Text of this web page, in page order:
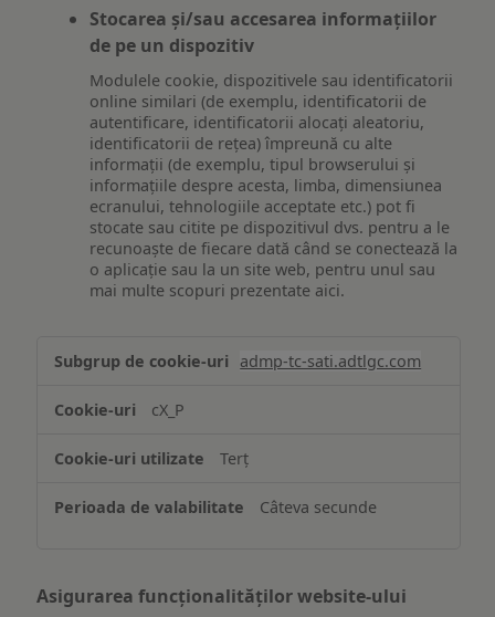
Stocarea și/sau accesarea informațiilor
de pe un dispozitiv
Modulele cookie, dispozitivele sau identificatorii
online similari (de exemplu, identificatorii de
autentificare, identificatorii alocați aleatoriu,
identificatorii de rețea) împreună cu alte
informații (de exemplu, tipul browserului și
informațiile despre acesta, limba, dimensiunea
ecranului, tehnologiile acceptate etc.) pot fi
stocate sau citite pe dispozitivul dvs. pentru a le
recunoaște de fiecare dată când se conectează la
o aplicație sau la un site web, pentru unul sau
mai multe scopuri prezentate aici.
și/sau
informațiilor
pe
dispozitiv
admp-tc-sati.adtlgc.com
cX_P
Terț
Câteva secunde
Asigurarea funcționalităților website-ului